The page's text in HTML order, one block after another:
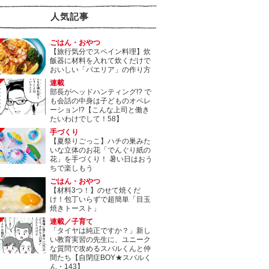
人気記事
ごはん・おやつ
【旅行気分でスペイン料理】炊
飯器に材料を入れて炊くだけで
おいしい「パエリア」の作り方
連載
部長がヘッドハンティング!? で
も会話の中身は子どものオペレ
ーション!?【こんな上司と働き
たいわけでして！58】
手づくり
【夏祭りごっこ】ハチの巣みた
いな立体のお花「でんぐり紙の
花」を手づくり！ 暑い日はおう
ちで楽しもう
ごはん・おやつ
【材料3つ！】のせて焼くだ
け！包丁いらずで超簡単「目玉
焼きトースト」
連載／子育て
「タイヤは純正ですか？」新し
い教育実習の先生に、ユニーク
な質問で攻めるスバルくんと仲
間たち【自閉症BOY★スバルく
ん・143】